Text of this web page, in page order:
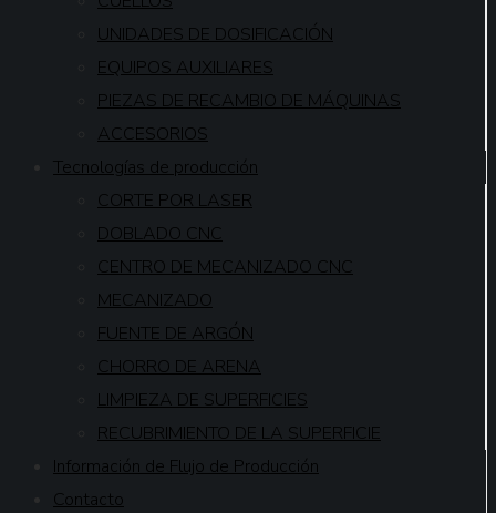
UNIDADES DE DOSIFICACIÓN
EQUIPOS AUXILIARES
PIEZAS DE RECAMBIO DE MÁQUINAS
ACCESORIOS
Tecnologías de producción
CORTE POR LASER
DOBLADO CNC
CENTRO DE MECANIZADO CNC
MECANIZADO
FUENTE DE ARGÓN
CHORRO DE ARENA
LIMPIEZA DE SUPERFICIES
RECUBRIMIENTO DE LA SUPERFICIE
Información de Flujo de Producción
Contacto